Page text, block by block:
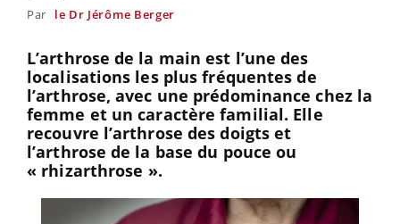
Par le Dr Jérôme Berger
L’arthrose de la main est l’une des
localisations les plus fréquentes de
l’arthrose, avec une prédominance chez la
femme et un caractère familial. Elle
recouvre l’arthrose des doigts et
l’arthrose de la base du pouce ou
« rhizarthrose ».